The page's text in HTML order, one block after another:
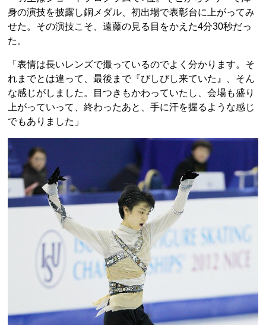
身の演技を披露し銅メダル、初出場で表彰台に上がってみ
せた。その演技こそ、遠藤の見る目をかえた4分30秒だっ
た。
「表情は長いレンズで撮っているのでよく分かります。そ
れまでとは違って、最後まで『びしびし来ていた』、そん
な感じがしました。目つきもかわっていたし、会場も盛り
上がっていって、終わったあと、手に汗を握るような感じ
でもありました」